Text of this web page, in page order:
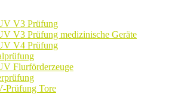
V3 Prüfung
V3 Prüfung medizinische Geräte
V4 Prüfung
Flurförderzeuge
Prüfung Tore